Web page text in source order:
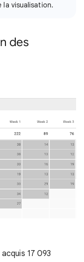
visualisation.
des
17 093